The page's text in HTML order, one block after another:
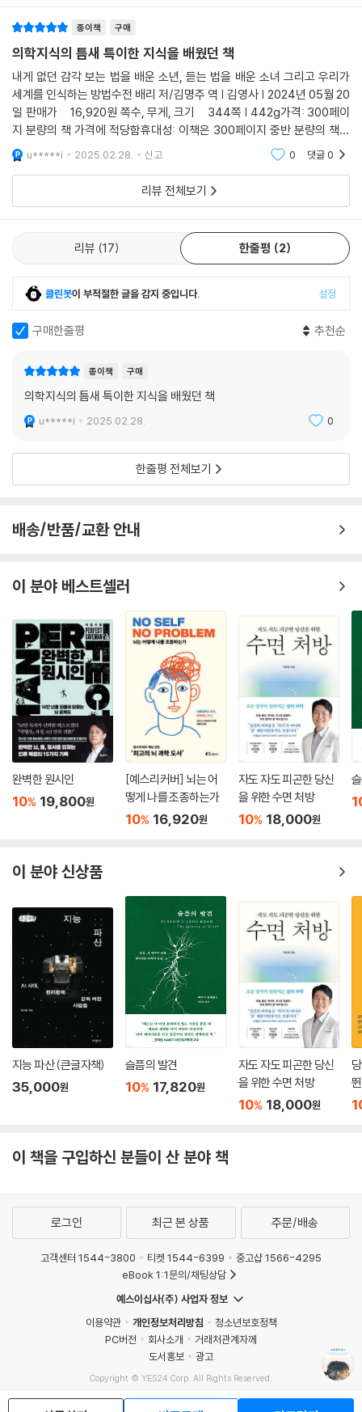
로 보던 사람들은 그것을 당연하게 여기기 때문에 자신들이 무엇을 볼 수
있는지 몰랐고, 또 항상 입체맹인 사람들은 자신들이 무얼 놓치고 있는지
상상할 수 없었다. 내가 이럴진대 리엄이 자신이 본 새롭고 낯선 세계를 다
른 사람들에게 설명하는 것은 얼마나 더 어려웠을까.
--- p.100~101
우리 시각계는 두 가지 시스템으로 구성된다. 하나는 사물과 장소를 인식
하는 ‘지각’ 시스템이고, 다른 하나는 동작을 지시하는 ‘동작’ 시스템이다.
책상에서 글을 쓰고 있을 때 나는 머그잔이 내 오른쪽에 있다는 것을 인지
한다. 내가 머그잔을 인식할 때 지각 시스템이 작동하고 있는 것이다. 머그
잔이 거기 있다는 것을 인지한 나는 나 자신에게 머그잔으로 손을 뻗으라
고 지시한다. 그런데 커피를 마시라고 나 자신에게 지시를 내리긴 했지만,
나는 손을 뻗어 컵을 잡는 동안 내 동작 시스템이 어떻게 작동하는지는 모
른다. 이 모든 일은 저절로 일어난다. 그건 좋은 일이다. 만일 우리가 모든
것이다.
운 싸움을 벌여왔다. 특히 19세기와 20세기 대부분 동안 청인 사회의 많은
교육자가 청각장애 아동에게 구어를 배우도록 강요했으며, 심지어는 학교
청나게 어렵기 때문에, 많은 청각장애 아동이 유용한 의사소통 수단을 빼
앗겼다. 이 사례는 청인 교육자들이 자신들이 청각장애인보다 청각장애를
청각장애인에게 구어를 강요하는 또 다른 사례가 되지 않을까? 정상 이하
의 청력을 제공하는 인공와우를 이식한 사람이 정상 청력을 가진 사람과
를 이식하고 청인 세계에 살도록 교육한다면, 농인 문화와 수어, 즉 농인을
지탱하는 공동체와 언어는 어떻게 될까? 농인들의 이런 반대와 우려는 인
공와우 이식이 보편화된 1990년대에 절정에 달했고 지금도 여전히 이어
지고 있다.
--- p.211
치료의 초점이 재활로부터 멀어지는 데 영향을 준 것은 당대를 지배하던
과학 통념으로, 감각과 언어 능력이 유아기의 중요하고 민감한 시기에만
발달한다는 주장이었다. 이 주장에 따르면, 생후 8년이 지나면 감각 능력
과 언어 능력이 성장할 가능성은 거의 없었다. 따라서 성인 환자가 더 나은
청각 장치로부터 얼마나 혜택을 받을 수 있는지는 영유아기에 발달한 능력
이 좌우한다고 여겨졌다. 성인을 위한 훈련은 시간 낭비라는 결론이 내려
졌다. 이런 사고방식은, 선수의 모든 근육, 모든 움직임, 모든 감정이 측정
되고 분석되어 최적화되는 성인 운동선수의 훈련과 큰 대조를 이룬다. 운
사실에 의문을 품는 사람은 거의 없다.
위대한 작가이자 사상가인 새뮤얼 존슨은 이렇게 썼다. “뭔가를 수월하게
하고 싶다면 먼저 부지런히 배워야 한다.” 리엄과 조흐라, 그리고 그들의
감각 이야기를 요약하기에 이 인용문보다 더 적절한 말은 없다. 그들은 우
리 대부분이 유아기에 습득하는 기본적인 지각 기술을 스스로 터득했다.
보고 들은 것을 이해하는 것은 우리 대부분에게 당연한 일로 보이기 때문
에, 우리는 시각과 청각이 유아기에 저절로 발달한다고 생각한다. 하지만
이는 전혀 사실이 아니다. 우리 대부분은 눈이 정상적으로 성숙함에 따라
생후 6개월 내에 성인의 좋은 시력을 획득하지만, 이것만으로는 사물을 인
식할 수 없다. 그리고 생후 16주 내에 입체시가 발달하지만, 이것만으로는
사물과 그 주변의 3차원 구조를 이해할 수 없다. 적극적인 탐색과 실험이
그건 불가능하다고 말했을 거예요. 들을 수 없는 사람이 새로운 언어를 배
우기는 매우 어려우니까요. 탄자니아에서 18년 동안 성장하고 살았지만
스와힐리어를 배우지 못했어요. 정말로 ‘필요는 발명의 어머니’예요. 의과
대학에 다니며 환자들과 대화하기 위해 스와힐리어를 배울 수밖에 없었을
때, 저는 우리가 특히 익숙한 생활 밖으로 떠밀려날 때 얼마나 큰 잠재력을
발휘하는지 깨달았어요. 뇌는 어떤 식으로든 배우더라고요.
않았고, 정상 시력을 가진 사람들이 하듯이 주변 환경을 탐색하지 않았다.
건강하고 외향적이었던 그는 점점 더 우울해지고 의기소침해지더니 병을
얻어 2년 만에 사망하고 말았다. 30년 넘게 귀가 들리지 않는 상태로 살다
가 인공와우를 이식받고 청력을 회복한 작가 베벌리 비더만도 새로운 감각
이 버거웠다고 말한다. 그는 수술 후 소리가 들리는 상태에 “모든 것이 무
너져내리는” 느낌을 받았고, “딱 죽고 싶은 기분”이라고 썼다. 이렇듯 유
년기 이후 감각을 새로 얻은 시각 및 청각장애인에게 쏟아지는 감각 입력
들은 반가운 선물이 아니라, 이전까지는 자신감도 있고 사회에서 유능하게
활동했던 성인들을 우울과 좌절에 빠지게 만드는 감각의 폭격이 되는 경우
가 많다. 독일의 심리학자 마리우스 폰 센덴은 유년기를 지나 시력을 회복
다. 갓 태어난 고양이나 원숭이의 한쪽 눈을 한동안 가리면 뇌 연결이 바뀌
어 양안시를 잃게 된다는 연구는 이런 비관적 보고에 과학적 힘을 싣는다.
상 새로운 감각을 발달시키지 못하는 걸까? 신경생물학자 수전 배리는 이
이 새로운 감각에 적응하기 위해 시도하는 일들은 우리 모두가 하는 일이
주로 21세기에 실시된 연구들은 성인의 뇌가 애초에 생각했던 것보다 훨씬
가소적이라는 사실을 보여주었으며, 이런 가소성을 가능하게 하는 새로운
신경생물학적 메커니즘이 속속 밝혀지고 있다. 성인의 뇌는 어린이의 뇌만
큼 유연하지는 않지만, 시력과 청력을 상실한 나이 든 성인들에게도 훈련
이 도움이 된다는 사실을 뒷받침하는 임상 논문과 과학 논문이 점점 늘어
나고 있다. _292쪽
우리는 ‘지각의 운동선수’들이다
새로운 감각에 적응해가며 자기만의 방법을 찾는 이야기
책의 1부는 ‘보는 법을 배운 소년’ 리엄 매코이의 이야기이다. 리엄은 1990
년생으로, 태어났을 때부터 시력이 거의 없었다. 그가 또렷하게 볼 수 있는
범위는 코에서 3인치(약 7.5센티미터) 정도로, 멀리 있는 사물은 흐릿하
게 보이는 정도가 아니라 아예 보이지 않았다. 이는 심한 근시, 사시, 백색
증이 복합적으로 작용한 결과였는데, 근시는 “떨어뜨리면 안경이 망가지
는 대신 안경이 떨어진 곳이 손상되는” 두껍고 튼튼한 안경으로 교정했고,
사시는 세 차례에 걸친 안구 근육 수술로 치료했다. 세 살 때 첫 번째 사시
수술을 받고 리엄은 “엄마 뒤에 있던 재미있는 다른 엄마는 어디 갔어
요?”라고 물었다. 사시로 인한 복시(double vision) 때문에 리엄의 눈에
는 엄마가 둘로 보였는데, 이 두 번째 엄마는 테이블 위를 걷거나 공중을 떠
다니는 것처럼 보였던 것이다. 이런 조치들에도 불구하고 이미 심하게 좋
적으로 개선되었지만 그가 보는 것은 사물이 아니라 파편화된 선과 색뿐이
었다. 예를 들어 길을 걷다가 선이 보이면 “그것이 보도블록 사이의 경계인
지, 시멘트에 금이 간 것인지, 막대기의 윤곽인지, 가로등이나 전봇대가 드
리운 그림자인지, 보도에 계단이 나타난 것인지” 매번 집중해서 판단해야
했다. 하지만 어렸을 때부터 남다른 균형 감각과 운동 능력을 보이며 도전
앞에서 주눅 든 적이 없었던 리엄은 새로 얻은 시각을 적극적으로 시험하
며 상황에 따라 흰 지팡이, 휴대용 GPS, 점자 읽기를 활용해 세상 속에서
더 잘 기능하기 위한 자기만의 방식을 만들어나간다.
이어지는 2부에서는 ‘듣는 법을 배운 소녀’ 조흐라 담지의 이야기가 펼쳐진
다. 시각과 청각 모두 주변 사물을 인식하는 데 사용되지만, 공간 속에서 자
신의 위치를 파악하고 움직이기 위한 힌트를 제공하는 것이 시각이라면,
사람들과 이야기할 때 사용하는 감각은 청각이다. 1988년 탄자니아에서
엔진 소리 정도인 90데시벨 이하의 소리는 듣지 못했다. 보청기도 결국 소
용이 없어져서 12세가 되던 해에 인공와우 이식 수술을 받았다. 수술비는
의 귀에 들리는 것은 목소리, 자동차 소리, 빗소리 등 모든 소리가 뒤섞여
알아들을 수 없는 불협화음이었다. 처음에는 모든 소리가 무섭기만 했지만
조흐라는 소리를 편안하게 받아들이게 되었다. 볼 수 있는 것만 인식했던
있는 능력이 생긴 것처럼 기묘한 경험이었다. 리엄과 마찬가지로, 조흐라
또한 듣기로 부족할 때는 입 모양 읽기를 활용하며 세상과 소통하는 자신
리엄과 조흐라는 우리 모두가 어렸을 때 자신도 모르는 사이에 그랬던 것
처럼 “지각의 운동선수”가 되어, 운동선수가 훈련을 하듯이 보고 듣는 법
인 렌즈를 통해 그들의 이야기를 독자들에게 따뜻한 마음으로 자세히 전한
다. 매혹적인 책이다.
- 웨슬리안 커넥션
소년, 소녀와의 인터뷰와 관찰 및 해석, 그리고 지각의 작용 방식에 관한 학
문적 연구를 통해 저자는 이들이 새로운 감각에 적응하기로 한 결심을 축
하하고 있다.
- 스미스소니언 매거진〉
한다. 이 책의 강점 중 하나는 저자가 맺은 맥코이와 담지와의 깊은 유대감
종이책 구매
의학지식의 틈새 특이한 지식을 배웠던 책
내게 없던 감각 보는 법을 배운 소년, 듣는 법을 배운 소녀 그리고 우리가
세계를 인식하는 방법수전 배리 저/김명주 역 | 김영사 | 2024년 05월 20
일 판매가 16,920원 쪽수, 무게, 크기 344쪽 | 442g가격: 300페이
지 분량의 책 가격에 적당함휴대성: 이책은 300페이지 중반 분량의 책치
고는 꽤 얇다. 무게도 가볍워 휴대성은 좋음번역: 번역은 아주 잘됬다기 보
다는 무난한편이다.
u*****i 2025.02.28. 신고 0 댓글0
리뷰 전체보기
리뷰 17 한줄평 2
클린봇이 부적절한 글을 감지 중입니다. 설정
구매한줄평 추천순
종이책 구매
의학지식의 틈새 특이한 지식을 배웠던 책
u*****i 2025.02.28. 0
한줄평 전체보기
배송/반품/교환 안내
이 분야 베스트셀러
완벽한 원시인
10% 19,800원
[예스리커버] 뇌는 어
떻게 나를 조종하는가
10% 16,920원
자도 자도 피곤한 당신
을 위한 수면 처방
10% 18,000원
이 분야 신상품
지능 파산 (큰글자책)
35,000원
슬픔의 발견
10% 17,820원
자도 자도 피곤한 당신
을 위한 수면 처방
10% 18,000원
이 책을 구입하신 분들이 산 분야 책
로그인 최근 본 상품 주문/배송
고객센터 1544-3800 티켓 1544-6399
중고샵 1566-4295
eBook 1:1문의/채팅상담
예스이십사(주) 사업자 정보
이용약관
개인정보처리방침
청소년보호정책
PC버전
회사소개
거래처관계자께
도서홍보
광고
Copyright © YES24 Corp. All Rights Reserved.